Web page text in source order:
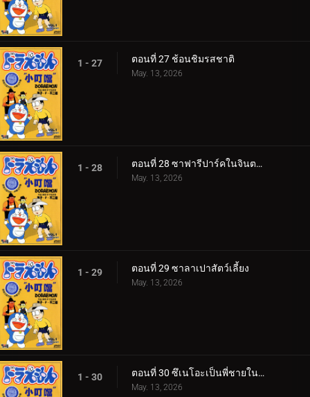
1 - 27 ตอนที่ 27 ช้อนชิมรสชาติ
May. 13, 2026
1 - 28 ตอนที่ 28 ซาฟารีปาร์คในจินตนาการ กับ ขลุ่ยแห่งคำสัญญา
May. 13, 2026
1 - 29 ตอนที่ 29 ซาลาเปาสัตว์เลี้ยง
May. 13, 2026
1 - 30 ตอนที่ 30 ซึเนโอะเป็นพี่ชายในอุดมคติ
May. 13, 2026